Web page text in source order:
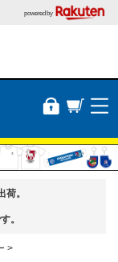
powered by
。
。